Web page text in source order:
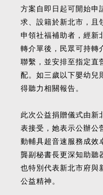
方案自即日起可開始申
求、設籍於新北市，且
申領社福補助者，經新
轉介單後，民眾可持轉
聯繫，並安排至指定直
配。如三歲以下嬰幼兒
得聽力相關報告。
此次公益捐贈儀式由新
表接受，她表示公辦公
動輔具超音速服務成效
龔副秘書長更深知助聽
也特別代表新北市府與
公益精神。